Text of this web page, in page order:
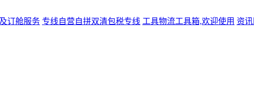
订舱服务 专线自营自拼双清包税专线 工具物流工具箱,欢迎使用 资讯